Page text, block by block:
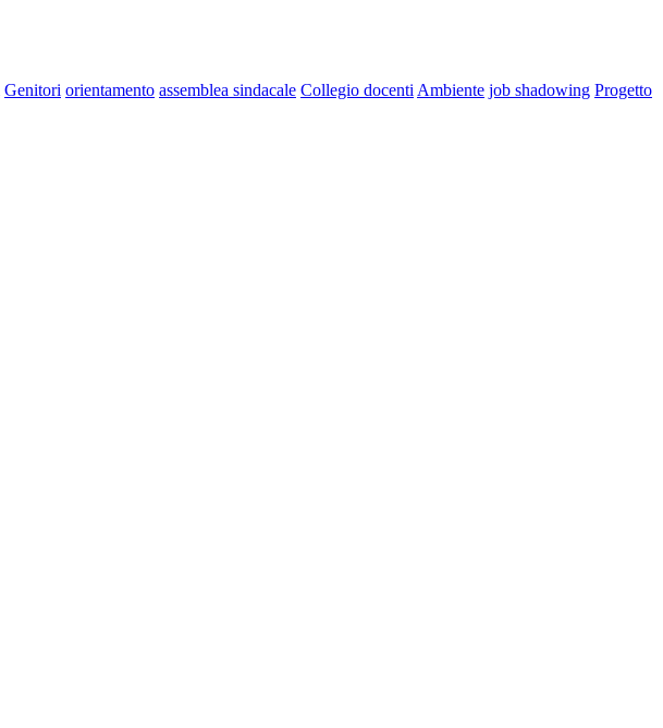
Genitori orientamento assemblea sindacale Collegio docenti Ambiente job shadowing Progetto